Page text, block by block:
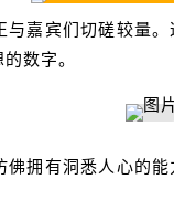
嘉宾们切磋较量
数字。
拥有洞悉人心的